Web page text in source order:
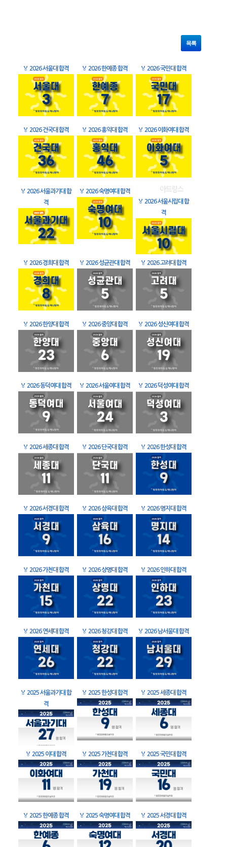
목록
🏅 2026 서울대 합격 🏅 2026 한예종 합격 🏅 2026 국민대 합격
🏅 2026 건국대 합격 🏅 2026 홍익대 합격 🏅 2026 이화여대 합격
🏅 2026 서울과기대 합
격
🏅 2026 숙명여대 합격
🏅 2026 서울시립대 합
격
🏅 2026 경희대 합격 🏅 2026 성균관대 합격 🏅 2026 고려대 합격
🏅 2026 한양대 합격 🏅 2026 중앙대 합격 🏅 2026 성신여대 합격
🏅 2026 동덕여대 합격 🏅 2026 서울여대 합격 🏅 2026 덕성여대 합격
🏅 2026 세종대 합격 🏅 2026 단국대 합격 🏅 2026 한성대 합격
🏅 2026 서경대 합격 🏅 2026 삼육대 합격 🏅 2026 명지대 합격
🏅 2026 가천대 합격 🏅 2026 상명대 합격 🏅 2026 인하대 합격
🏅 2026 연세대 합격 🏅 2026 청강대 합격 🏅 2026 남서울대 합격
🏅 2025 서울과기대 합
격
🏅 2025 한성대 합격 🏅 2025 세종대 합격
🏅 2025 이대 합격 🏅 2025 가천대 합격 🏅 2025 국민대 합격
🏅 2025 한예종 합격 🏅 2025 숙명여대 합격 🏅 2025 서경대 합격